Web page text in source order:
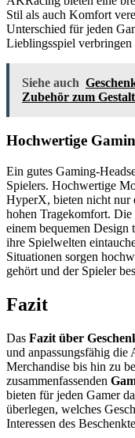
Stil als auch Komfort
Unterschied für jeden
Lieblingsspiel verbringen
Siehe auch
Zubehör zum
Hochwertige
Ein gutes Gaming-
Spielers. Hochwertige
HyperX, bieten nicht nur
hohen Tragekomfort.
einem bequemen Design
ihre Spielwelten
Situationen sorgen
gehört und der Spieler
Fazit
Das Fazit über
und anpassungsfähig
Merchandise bis hin zu
zusammenfassenden
bieten für jeden Gamer
überlegen, welches
Interessen des